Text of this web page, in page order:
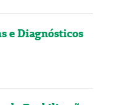
e Diagnósticos